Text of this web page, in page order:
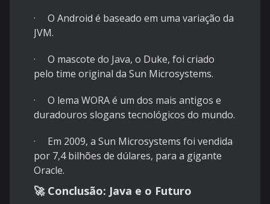
· O Android é baseado em uma variação da
JVM.
· O mascote do Java, o Duke, foi criado
pelo time original da Sun Microsystems.
· O lema WORA é um dos mais antigos e
duradouros slogans tecnológicos do mundo.
· Em 2009, a Sun Microsystems foi vendida
por 7,4 bilhões de dúlares, para a gigante
Oracle.
🚀 Conclusão: Java e o Futuro